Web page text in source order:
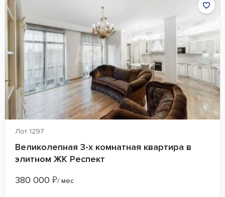
Лот 1297
Великолепная 3-х комнатная квартира в
элитном ЖК Респект
380 000 ₽/ мес